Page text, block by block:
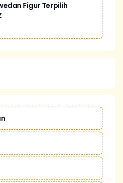
Figur Terpilih